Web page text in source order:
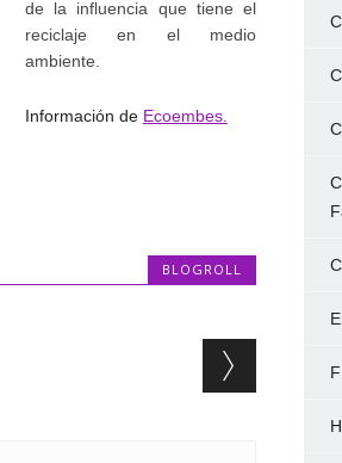
de la influencia que tiene el
reciclaje en el medio
ambiente.
Información de Ecoembes.
BLOGROLL